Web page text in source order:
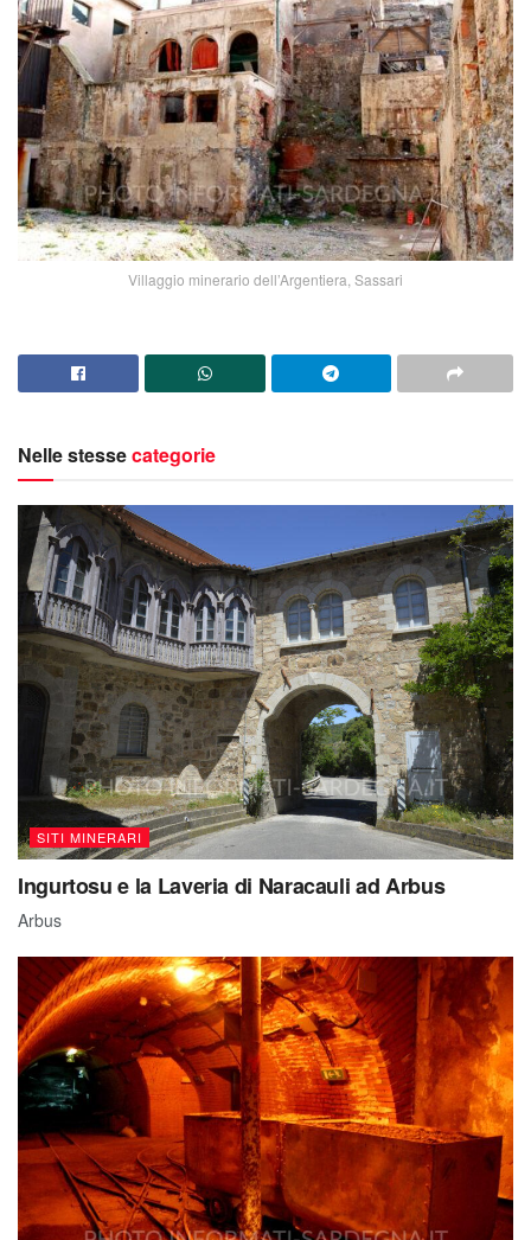
Villaggio minerario dell’Argentiera, Sassari
Nelle stessecategorie
SITI MINERARI
Ingurtosu e la Laveria di Naracauli ad Arbus
Arbus